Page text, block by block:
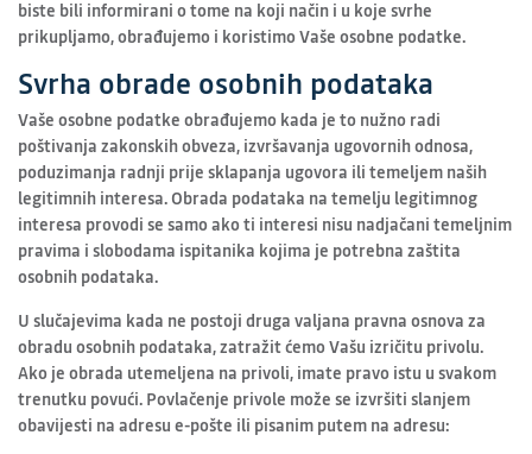
biste bili informirani o tome na koji način i u koje svrhe
prikupljamo, obrađujemo i koristimo Vaše osobne podatke.
Svrha obrade osobnih podataka
Vaše osobne podatke obrađujemo kada je to nužno radi
poštivanja zakonskih obveza, izvršavanja ugovornih odnosa,
poduzimanja radnji prije sklapanja ugovora ili temeljem naših
legitimnih interesa. Obrada podataka na temelju legitimnog
interesa provodi se samo ako ti interesi nisu nadjačani temeljnim
pravima i slobodama ispitanika kojima je potrebna zaštita
osobnih podataka.
U slučajevima kada ne postoji druga valjana pravna osnova za
obradu osobnih podataka, zatražit ćemo Vašu izričitu privolu.
Ako je obrada utemeljena na privoli, imate pravo istu u svakom
trenutku povući. Povlačenje privole može se izvršiti slanjem
obavijesti na adresu e-pošte ili pisanim putem na adresu: